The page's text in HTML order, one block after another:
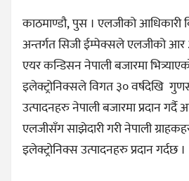
काठमाण्डौ, पुस । एलजीको आधिकारी
अन्तर्गत सिजी ईम्पेक्सले एलजीको आर
एयर कन्डिसन नेपाली बजारमा
इलेक्ट्रोनिक्सले विगत ३० वर्षदेखि
उत्पादनहरु नेपाली बजारमा प्रदान
एलजीसँग साझेदारी गरी नेपाली
इलेक्ट्रोनिक्स उत्पादनहरु प्रदान गर्दछ ।